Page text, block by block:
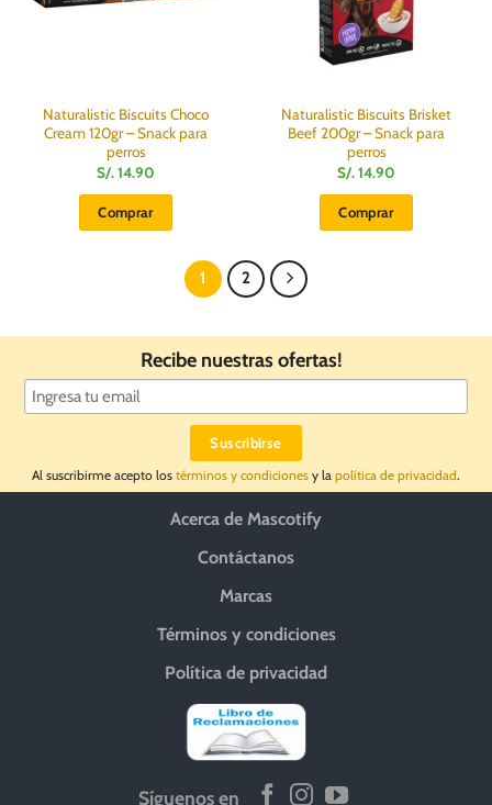
Naturalistic Biscuits Choco
Cream 120gr – Snack para
perros
S/.14.90
Comprar
Naturalistic Biscuits Brisket
Beef 200gr – Snack para
perros
S/.14.90
Comprar
1 2
Recibe nuestras ofertas!
Al suscribirme acepto los términos y condiciones y la política de privacidad.
Acerca de Mascotify
Contáctanos
Marcas
Términos y condiciones
Política de privacidad
Síguenos en